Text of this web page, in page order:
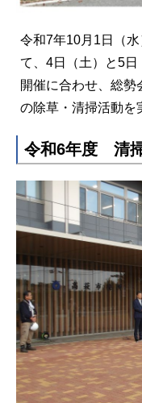
令和7年10月1日（
て、4日（土）と5日
開催に合わせ、総勢
の除草・清掃活動を
令和6年度 清